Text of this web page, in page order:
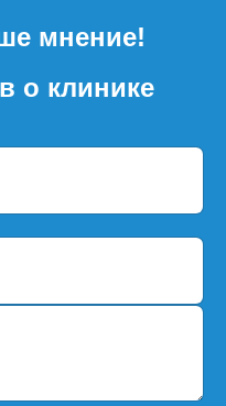
мнение!
о клинике